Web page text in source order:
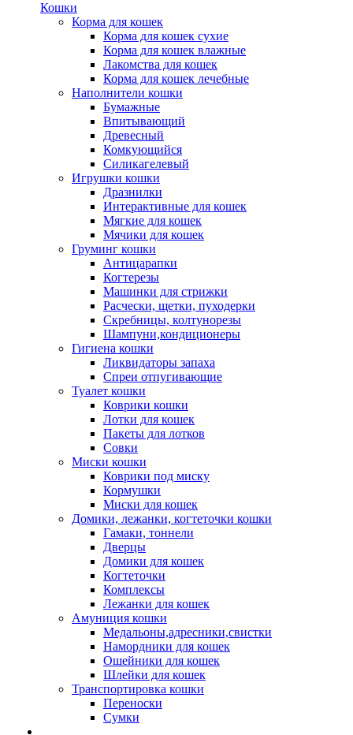
Кошки
Корма для кошек
Корма для кошек сухие
Корма для кошек влажные
Лакомства для кошек
Корма для кошек лечебные
Наполнители кошки
Бумажные
Впитывающий
Древесный
Комкующийся
Силикагелевый
Игрушки кошки
Дразнилки
Интерактивные для кошек
Мягкие для кошек
Мячики для кошек
Груминг кошки
Антицарапки
Когтерезы
Машинки для стрижки
Расчески, щетки, пуходерки
Скребницы, колтунорезы
Шампуни,кондиционеры
Гигиена кошки
Ликвидаторы запаха
Спреи отпугивающие
Туалет кошки
Коврики кошки
Лотки для кошек
Пакеты для лотков
Совки
Миски кошки
Коврики под миску
Кормушки
Миски для кошек
Домики, лежанки, когтеточки кошки
Гамаки, тоннели
Дверцы
Домики для кошек
Когтеточки
Комплексы
Лежанки для кошек
Амуниция кошки
Медальоны,адресники,свистки
Намордники для кошек
Ошейники для кошек
Шлейки для кошек
Транспортировка кошки
Переноски
Сумки